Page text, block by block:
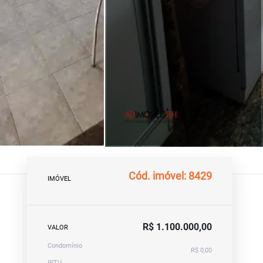
IMÓVEL Cód. imóvel: 8429
VALOR R$ 1.100.000,00
Condomínio
R$ 0,00